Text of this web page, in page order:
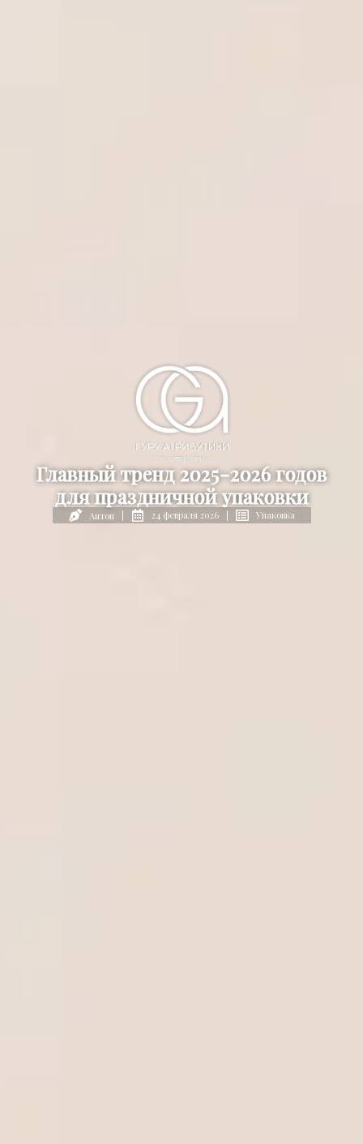
Главный тренд 2025-2026 годов
для праздничной упаковки
Антон 24 февраля 2026 Упаковка